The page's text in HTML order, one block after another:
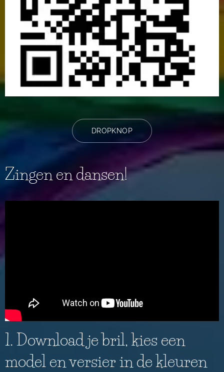
DROPKNOP
Zingen en dansen!
1. Download je bril, kies een
model en versier in de kleuren